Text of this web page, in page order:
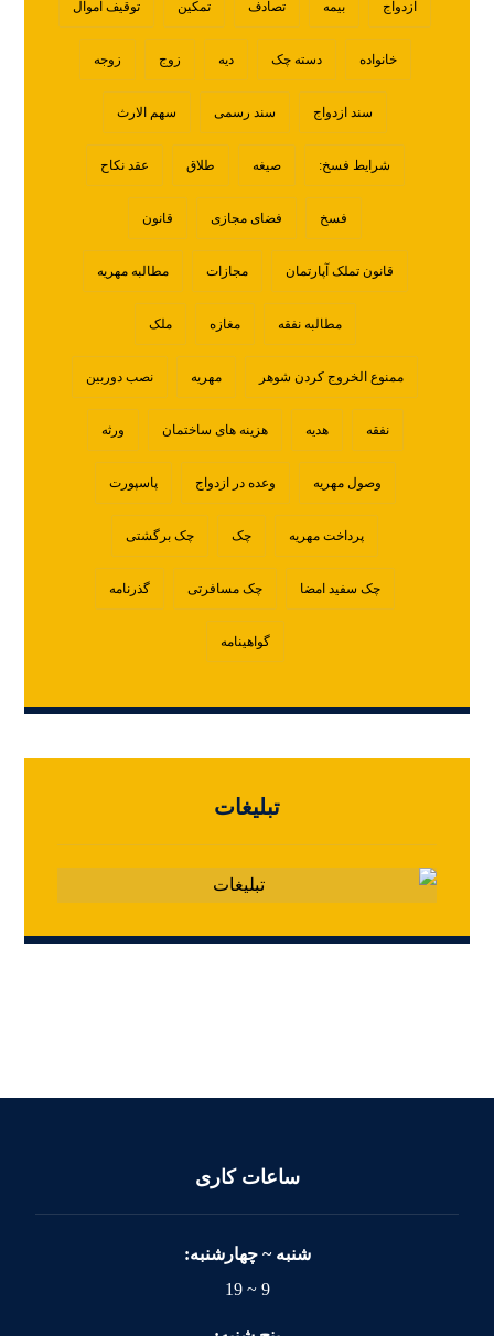
ازدواج بیمه تصادف تمکین توقیف اموال
خانواده دسته چک دیه زوج زوجه
سند ازدواج سند رسمی سهم الارث
شرایط فسخ: صیغه طلاق عقد نکاح
فسخ فضای مجازی قانون
قانون تملک آپارتمان مجازات مطالبه مهریه
مطالبه نفقه مغازه ملک
ممنوع الخروج کردن شوهر مهریه نصب دوربین
نفقه هدیه هزینه های ساختمان ورثه
وصول مهریه وعده در ازدواج پاسپورت
پرداخت مهریه چک چک برگشتی
چک سفید امضا چک مسافرتی گذرنامه
گواهینامه
تبلیغات
ساعات کاری
شنبه ~ چهارشنبه:
9 ~ 19